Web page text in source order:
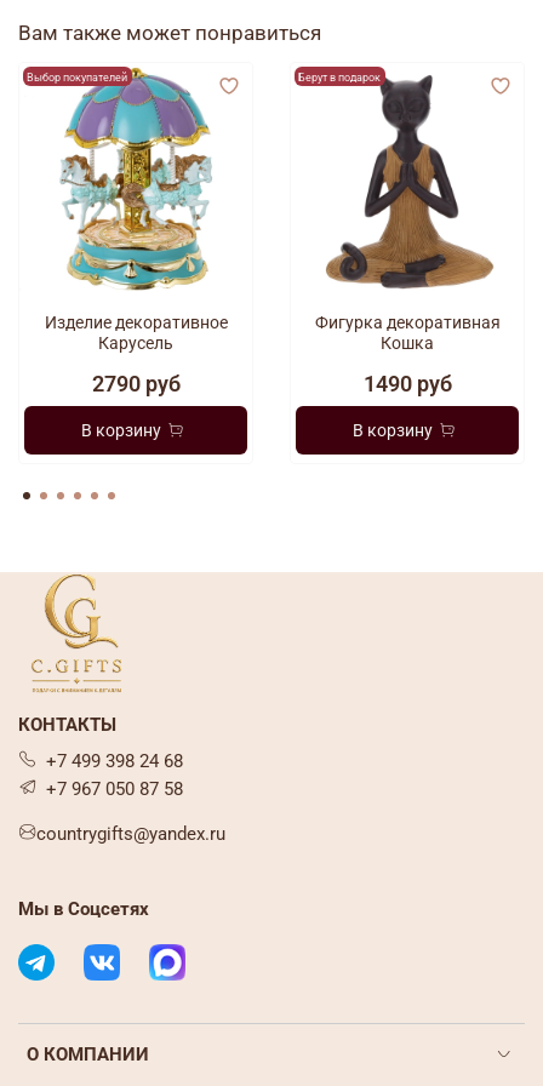
Вам также может понравиться
Выбор покупателей
Изделие декоративное
Карусель
2790 руб
В корзину
Берут в подарок
Фигурка декоративная
Кошка
1490 руб
В корзину
О КОМПАНИИ
КОНТАКТЫ
+7 499 398 24 68
+7 967 050 87 58
countrygifts@yandex.ru
Мы в Соцсетях